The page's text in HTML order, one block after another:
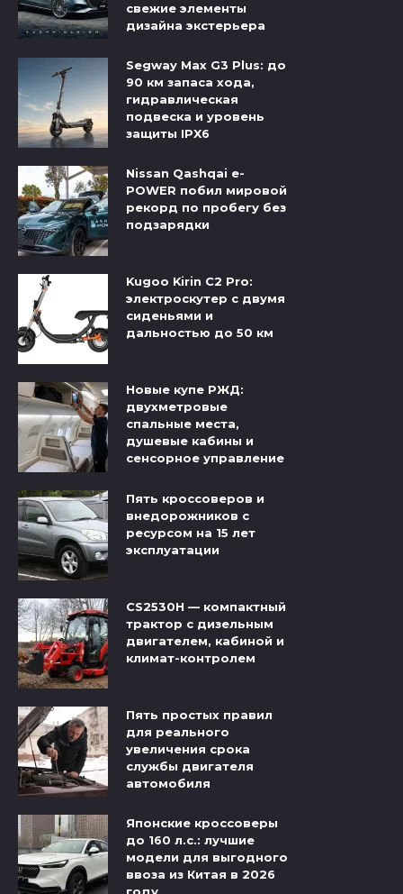
свежие элементы
дизайна экстерьера
Segway Max G3 Plus: до
90 км запаса хода,
гидравлическая
подвеска и уровень
защиты IPX6
Nissan Qashqai e-
POWER побил мировой
рекорд по пробегу без
подзарядки
Kugoo Kirin C2 Pro:
электроскутер с двумя
сиденьями и
дальностью до 50 км
Новые купе РЖД:
двухметровые
спальные места,
душевые кабины и
сенсорное управление
Пять кроссоверов и
внедорожников с
ресурсом на 15 лет
эксплуатации
CS2530H — компактный
трактор с дизельным
двигателем, кабиной и
климат-контролем
Пять простых правил
для реального
увеличения срока
службы двигателя
автомобиля
Японские кроссоверы
до 160 л.с.: лучшие
модели для выгодного
ввоза из Китая в 2026